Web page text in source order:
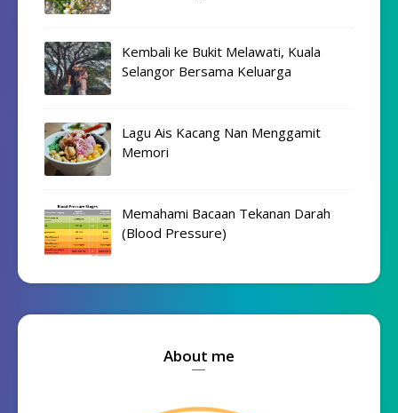
Kembali ke Bukit Melawati, Kuala
Selangor Bersama Keluarga
Lagu Ais Kacang Nan Menggamit
Memori
Memahami Bacaan Tekanan Darah
(Blood Pressure)
About me